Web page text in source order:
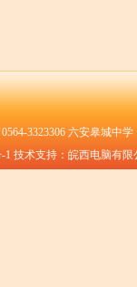
3323306 六安皋城中
1 技术支持：皖西电脑有